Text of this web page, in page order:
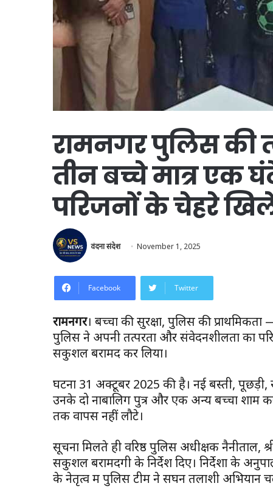
रामनगर पुलिस की
तीन बच्चे मात्र एक
परिजनों के चेहरे
वंदना संदेश November 1, 2025
Facebook Twitter
रामनगर। बच्चों की सुरक्षा, पुलिस की
पुलिस ने अपनी तत्परता और संवेदनशीलता का
सकुशल बरामद कर लिया।
घटना 31 अक्टूबर 2025 की है। नई बस्ती, पूछड़ी,
उनके दो नाबालिग पुत्र और एक अन्य बच्चा
तक वापस नहीं लौटे।
सूचना मिलते ही वरिष्ठ पुलिस अधीक्षक नैनीताल,
सकुशल बरामदगी के निर्देश दिए। निर्देशों के
के नेतृत्व में पुलिस टीम ने सघन तलाशी अभियान